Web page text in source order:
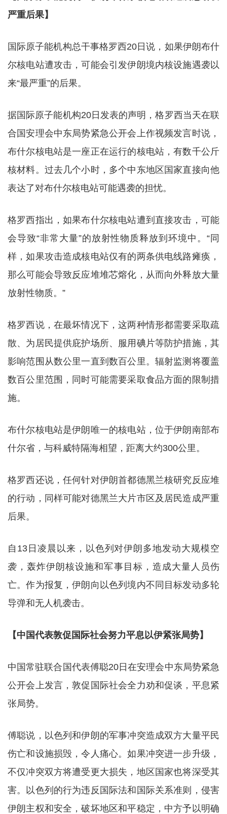
严重后果】
国际原子能机构总干事格罗西20日说，如果伊朗布什
尔核电站遭攻击，可能会引发伊朗境内核设施遇袭以
来“最严重”的后果。
据国际原子能机构20日发表的声明，格罗西当天在联
合国安理会中东局势紧急公开会上作视频发言时说，
布什尔核电站是一座正在运行的核电站，有数千公斤
核材料。过去几个小时，多个中东地区国家直接向他
表达了对布什尔核电站可能遇袭的担忧。
格罗西指出，如果布什尔核电站遭到直接攻击，可能
会导致“非常大量”的放射性物质释放到环境中。“同
样，如果攻击造成核电站仅有的两条供电线路瘫痪，
那么可能会导致反应堆堆芯熔化，从而向外释放大量
放射性物质。”
格罗西说，在最坏情况下，这两种情形都需要采取疏
散、为居民提供庇护场所、服用碘片等防护措施，其
影响范围从数公里一直到数百公里。辐射监测将覆盖
数百公里范围，同时可能需要采取食品方面的限制措
施。
布什尔核电站是伊朗唯一的核电站，位于伊朗南部布
什尔省，与科威特隔海相望，距离大约300公里。
格罗西还说，任何针对伊朗首都德黑兰核研究反应堆
的行动，同样可能对德黑兰大片市区及居民造成严重
后果。
自13日凌晨以来，以色列对伊朗多地发动大规模空
袭，轰炸伊朗核设施和军事目标，造成大量人员伤
亡。作为报复，伊朗向以色列境内不同目标发动多轮
导弹和无人机袭击。
【中国代表敦促国际社会努力平息以伊紧张局势】
中国常驻联合国代表傅聪20日在安理会中东局势紧急
公开会上发言，敦促国际社会全力劝和促谈，平息紧
张局势。
傅聪说，以色列和伊朗的军事冲突造成双方大量平民
伤亡和设施损毁，令人痛心。如果冲突进一步升级，
不仅冲突双方将遭受更大损失，地区国家也将深受其
害。以色列的行为违反国际法和国际关系准则，侵害
伊朗主权和安全，破坏地区和平稳定，中方予以明确